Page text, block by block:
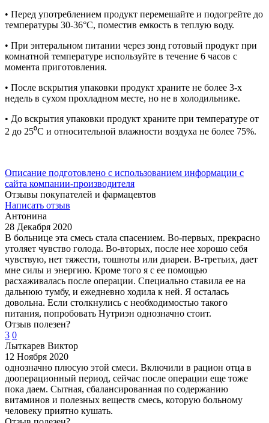
• Перед употреблением продукт перемешайте и подогрейте до
температуры 30-36°С, поместив емкость в теплую воду.
• При энтеральном питании через зонд готовый продукт при
комнатной температуре используйте в течение 6 часов с
момента приготовления.
• После вскрытия упаковки продукт храните не более 3-х
недель в сухом прохладном месте, но не в холодильнике.
• До вскрытия упаковки продукт храните при температуре от
2 до 25⁰С и относительной влажности воздуха не более 75%.
Описание подготовлено с использованием информации с
сайта компании-производителя
Отзывы покупателей и фармацевтов
Написать отзыв
Антонина
28 Декабря 2020
В больнице эта смесь стала спасением. Во-первых, прекрасно
утоляет чувство голода. Во-вторых, после нее хорошо себя
чувствую, нет тяжести, тошноты или диареи. В-третьих, дает
мне силы и энергию. Кроме того я с ее помощью
расхаживалась после операции. Специально ставила ее на
дальнюю тумбу, и ежедневно ходила к ней. Я осталась
довольна. Если столкнулись с необходимостью такого
питания, попробовать Нутриэн однозначно стоит.
Отзыв полезен?
3 0
Лыткарев Виктор
12 Ноября 2020
однозначно плюсую этой смеси. Включили в рацион отца в
дооперационный период, сейчас после операции еще тоже
пока даем. Сытная, сбалансированная по содержанию
витаминов и полезных веществ смесь, которую больному
человеку приятно кушать.